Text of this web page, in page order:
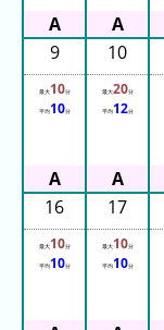
グ
ラ
フ
で
の
混
フ
直
近
9
最大10分
平均10分
10
最大20分
平均12分
16
最大10分
平均10分
17
最大10分
平均10分